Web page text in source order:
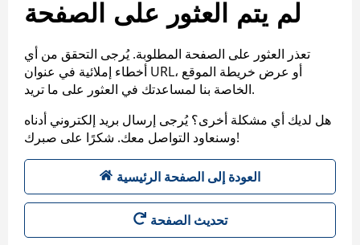
لم يتم العثور على الصفحة
تعذر العثور على الصفحة المطلوبة. يُرجى التحقق من أي
أخطاء إملائية في عنوان URL، أو عرض خريطة الموقع
الخاصة بنا لمساعدتك في العثور على ما تريد.
هل لديك أي مشكلة أخرى؟ يُرجى إرسال بريد إلكتروني أدناه
وسنعاود التواصل معك. شكرًا على صبرك!
العودة إلى الصفحة الرئيسية
تحديث الصفحة